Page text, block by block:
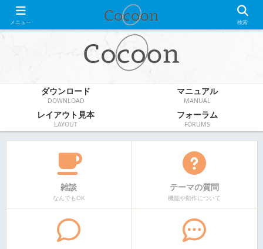
WordPress無料テーマ
ダウンロード
DOWNLOAD
マニュアル
MANUAL
レイアウト見本
LAYOUT
フォーラム
FORUMS
雑談
なんでもOK
テーマの質問
機能や動作について
メニュー 検索